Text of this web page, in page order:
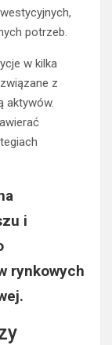
potrzeb.
w kilka
z
aktywów.
i
rynkowych